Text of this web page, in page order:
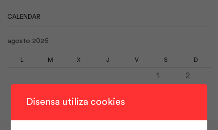
CALENDAR
agosto 2026
M X J V S D
1
2
Disensa utiliza cookies